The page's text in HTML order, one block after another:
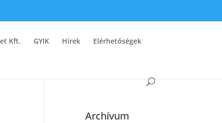
Kft. GYIK Hírek Elérhetőségek
Archívum